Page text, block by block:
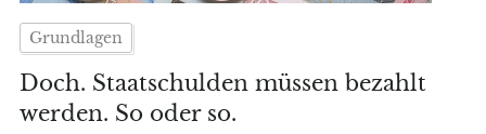
Grundlagen
Doch. Staatschulden müssen bezahlt
werden. So oder so.